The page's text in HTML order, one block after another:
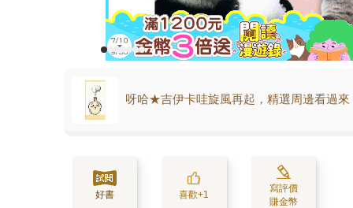
呀哈★吉伊卡哇旋風再起，精選周邊看過來
好書 喜歡+1
寫評價
賺金幣